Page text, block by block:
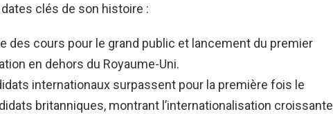
clés de son histoire :
des cours pour le grand public et lancement du premier
en dehors du Royaume-Uni.
internationaux surpassent pour la première fois le
britanniques, montrant l’internationalisation croissante